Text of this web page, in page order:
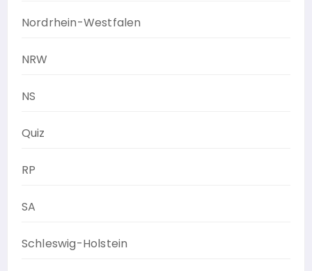
Nordrhein-Westfalen
NRW
NS
Quiz
RP
SA
Schleswig-Holstein